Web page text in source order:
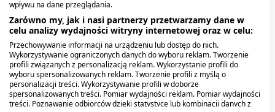
7,29 zł
szt
38,99 zł
wpływu na dane przeglądania.
Zarówno my, jak i nasi partnerzy przetwarzamy dane w
celu analizy wydajności witryny internetowej oraz w celu:
Przechowywanie informacji na urządzeniu lub dostęp do nich.
Wykorzystywanie ograniczonych danych do wyboru reklam. Tworzenie
profili związanych z personalizacją reklam. Wykorzystanie profili do
wyboru spersonalizowanych reklam. Tworzenie profili z myślą o
personalizacji treści. Wykorzystywanie profili w doborze
spersonalizowanych treści. Pomiar wydajności reklam. Pomiar wydajności
treści. Poznawanie odbiorców dzięki statystyce lub kombinacji danych z